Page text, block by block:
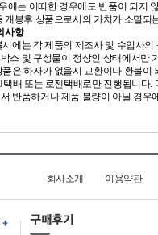
에는 어떠한 경우에도 반품이 되지
개봉후 상품으로서의 가치가 소멸되
사항
시에는 각 제품의 제조사 및 수입사
스 및 구성물이 정상인 상태에서만
품은 하자가 없을시 교환이나 환불이
택배 또는 로젠택배로만 진행됩니
반품하거나 제품 불량이 아닐 경
회사소개 이용약관